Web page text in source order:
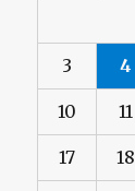
3 4
10 11
17 18